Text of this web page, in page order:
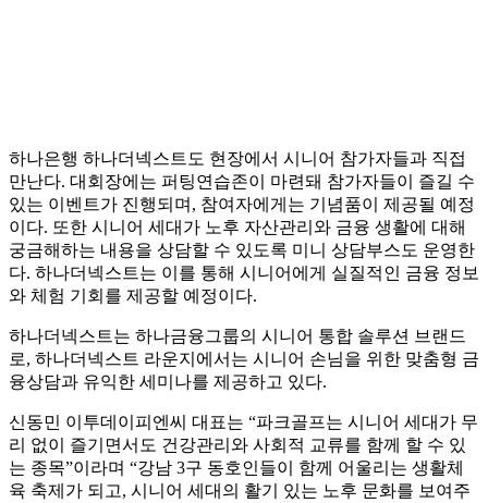
하나은행 하나더넥스트도 현장에서 시니어 참가자들과 직접
만난다. 대회장에는 퍼팅연습존이 마련돼 참가자들이 즐길 수
있는 이벤트가 진행되며, 참여자에게는 기념품이 제공될 예정
이다. 또한 시니어 세대가 노후 자산관리와 금융 생활에 대해
궁금해하는 내용을 상담할 수 있도록 미니 상담부스도 운영한
다. 하나더넥스트는 이를 통해 시니어에게 실질적인 금융 정보
와 체험 기회를 제공할 예정이다.
하나더넥스트는 하나금융그룹의 시니어 통합 솔루션 브랜드
로, 하나더넥스트 라운지에서는 시니어 손님을 위한 맞춤형 금
융상담과 유익한 세미나를 제공하고 있다.
신동민 이투데이피엔씨 대표는 “파크골프는 시니어 세대가 무
리 없이 즐기면서도 건강관리와 사회적 교류를 함께 할 수 있
는 종목”이라며 “강남 3구 동호인들이 함께 어울리는 생활체
육 축제가 되고, 시니어 세대의 활기 있는 노후 문화를 보여주